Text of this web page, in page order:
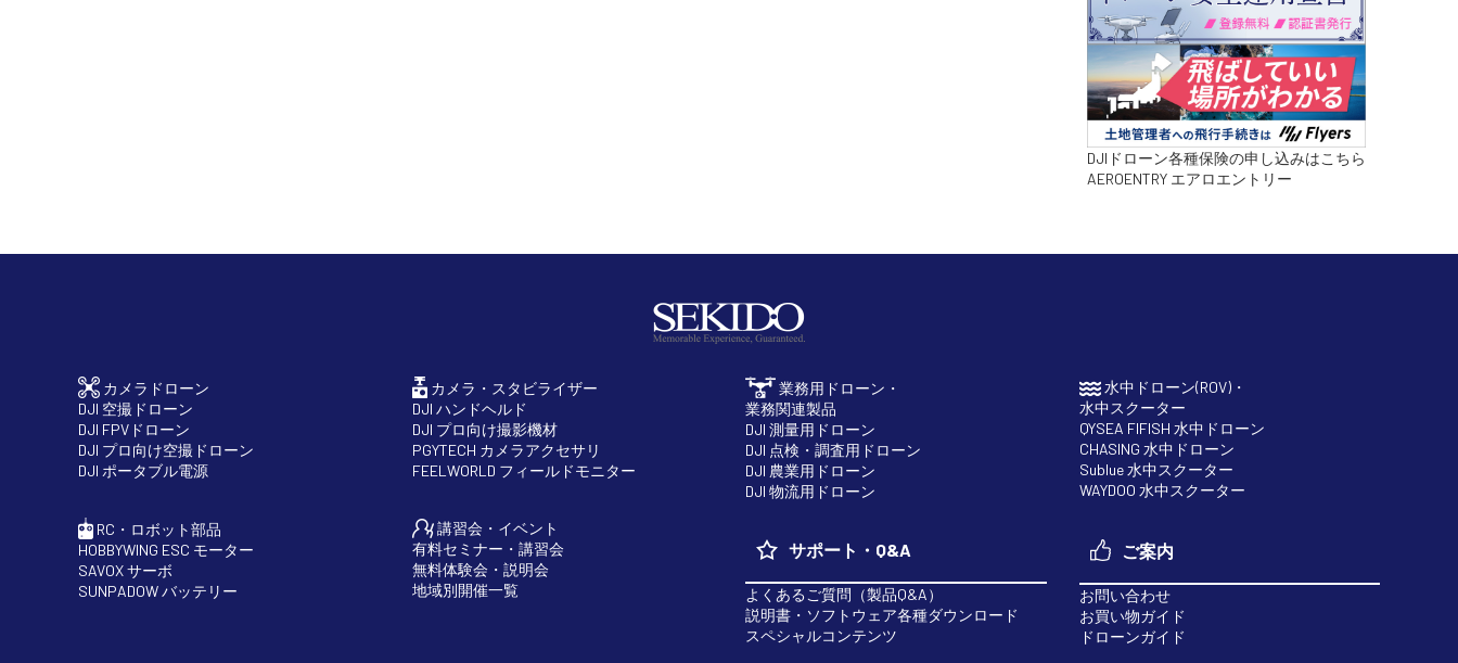
DJIドローン各種保険の申し込みはこちら
AEROENTRY エアロエントリー
カメラドローン
DJI 空撮ドローン
DJI FPVドローン
DJI プロ向け空撮ドローン
DJI ポータブル電源
カメラ・スタビライザー
DJI ハンドヘルド
DJI プロ向け撮影機材
PGYTECH カメラアクセサリ
FEELWORLD フィールドモニター
業務用ドローン・
業務関連製品
DJI 測量用ドローン
DJI 点検・調査用ドローン
DJI 農業用ドローン
DJI 物流用ドローン
水中ドローン(ROV)・
水中スクーター
QYSEA FIFISH 水中ドローン
CHASING 水中ドローン
Sublue 水中スクーター
WAYDOO 水中スクーター
RC・ロボット部品
HOBBYWING ESC モーター
SAVOX サーボ
SUNPADOW バッテリー
講習会・イベント
有料セミナー・講習会
無料体験会・説明会
地域別開催一覧
サポート・Q&A
よくあるご質問（製品Q&A）
説明書・ソフトウェア各種ダウンロード
スペシャルコンテンツ
ご案内
お問い合わせ
お買い物ガイド
ドローンガイド